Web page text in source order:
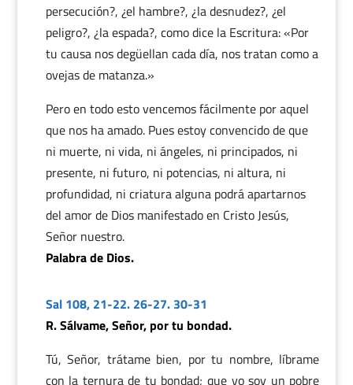
persecución?, ¿el hambre?, ¿la desnudez?, ¿el
peligro?, ¿la espada?, como dice la Escritura: «Por
tu causa nos degüellan cada día, nos tratan como a
ovejas de matanza.»
Pero en todo esto vencemos fácilmente por aquel
que nos ha amado. Pues estoy convencido de que
ni muerte, ni vida, ni ángeles, ni principados, ni
presente, ni futuro, ni potencias, ni altura, ni
profundidad, ni criatura alguna podrá apartarnos
del amor de Dios manifestado en Cristo Jesús,
Señor nuestro.
Palabra de Dios.
Sal 108, 21-22. 26-27. 30-31
R. Sálvame, Señor, por tu bondad.
Tú, Señor, trátame bien, por tu nombre, líbrame
con la ternura de tu bondad; que yo soy un pobre